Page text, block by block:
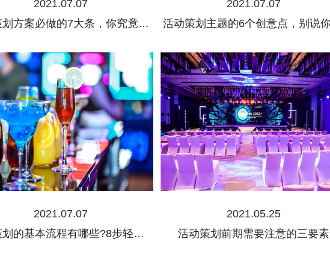
2021.07.07
活动策划方案必做的7大条，你究竟知道多少?
2021.07.07
2021.07.07
活动策划的基本流程有哪些?8步轻松搞定!
2021.05.25
活动策划前期需要注意的三要素